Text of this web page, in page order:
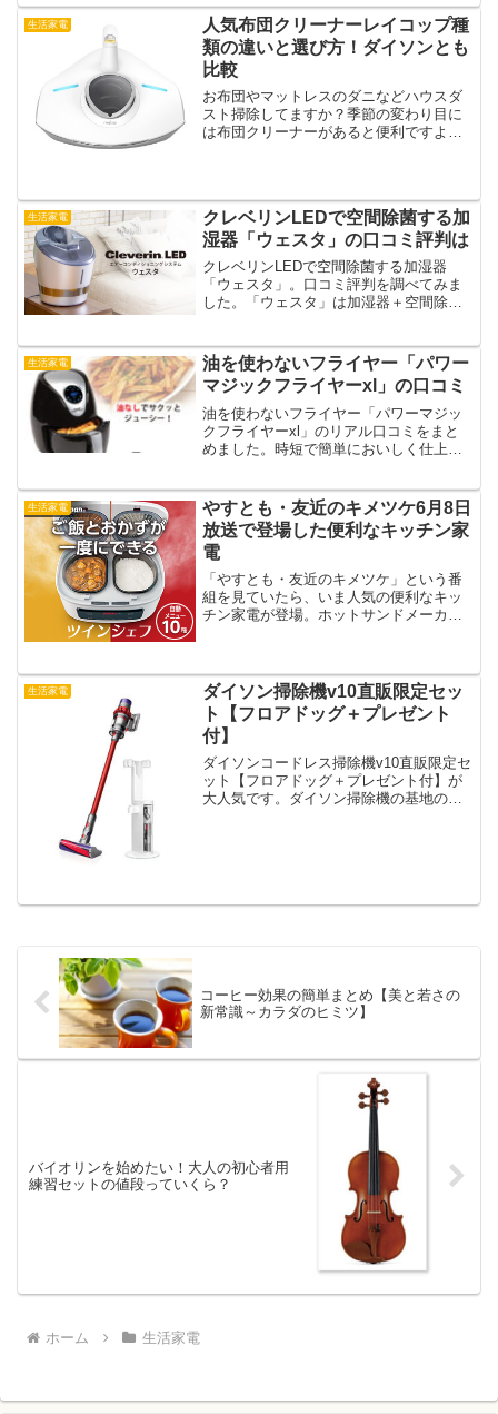
生活家電
人気布団クリーナーレイコップ種
類の違いと選び方！ダイソンとも
比較
お布団やマットレスのダニなどハウスダ
スト掃除してますか？季節の変わり目に
は布団クリーナーがあると便利ですよ
格や効果は。
生活家電
クレベリンLEDで空間除菌する加
湿器「ウェスタ」の口コミ評判は
クレベリンLEDで空間除菌する加湿器
「ウェスタ」。口コミ評判を調べてみま
した。「ウェスタ」は加湿器＋空間除菌
生活家電
油を使わないフライヤー「パワー
マジックフライヤーxl」の口コミ
油を使わないフライヤー「パワーマジッ
クフライヤーxl」のリアル口コミをまと
めました。時短で簡単においしく仕上が
便利。
生活家電
やすとも・友近のキメツケ6月8日
放送で登場した便利なキッチン家
電
「やすとも・友近のキメツケ」という番
組を見ていたら、いま人気の便利なキッ
チン家電が登場。ホットサンドメーカー
生活家電
ダイソン掃除機v10直販限定セッ
ト【フロアドッグ＋プレゼント
付】
ダイソンコードレス掃除機v10直販限定セ
ット【フロアドッグ＋プレゼント付】が
大人気です。ダイソン掃除機の基地のよ
コーヒー効果の簡単まとめ【美と若さの
新常識～カラダのヒミツ】
バイオリンを始めたい！大人の初心者用
練習セットの値段っていくら？
ホーム 生活家電